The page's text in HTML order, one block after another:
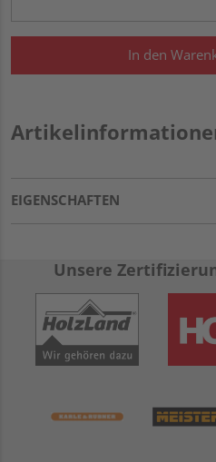
In den
EIGENSCHAFTEN
Unsere